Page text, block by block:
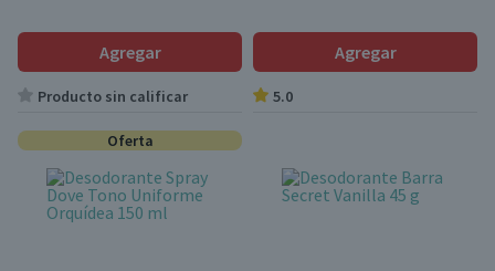
Agregar
Producto sin calificar
Agregar
5.0
Oferta